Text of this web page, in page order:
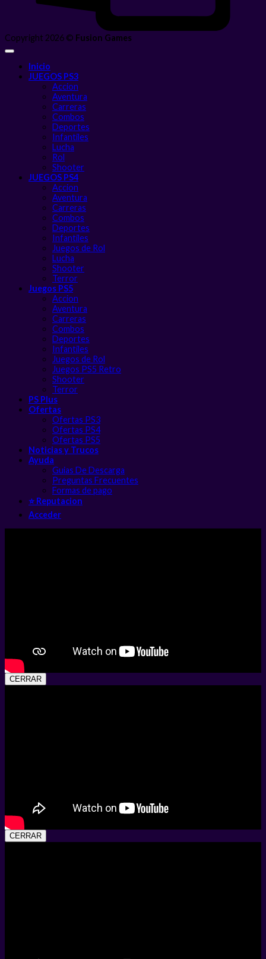
Copyright 2026 © Fusion Games
Inicio
JUEGOS PS3
Accion
Aventura
Carreras
Combos
Deportes
Infantiles
Lucha
Rol
Shooter
JUEGOS PS4
Accion
Aventura
Carreras
Combos
Deportes
Infantiles
Juegos de Rol
Lucha
Shooter
Terror
Juegos PS5
Accion
Aventura
Carreras
Combos
Deportes
Infantiles
Juegos de Rol
Juegos PS5 Retro
Shooter
Terror
PS Plus
Ofertas
Ofertas PS3
Ofertas PS4
Ofertas PS5
Noticias y Trucos
Ayuda
Guias De Descarga
Preguntas Frecuentes
Formas de pago
⭐ Reputacion
Acceder
CERRAR
CERRAR